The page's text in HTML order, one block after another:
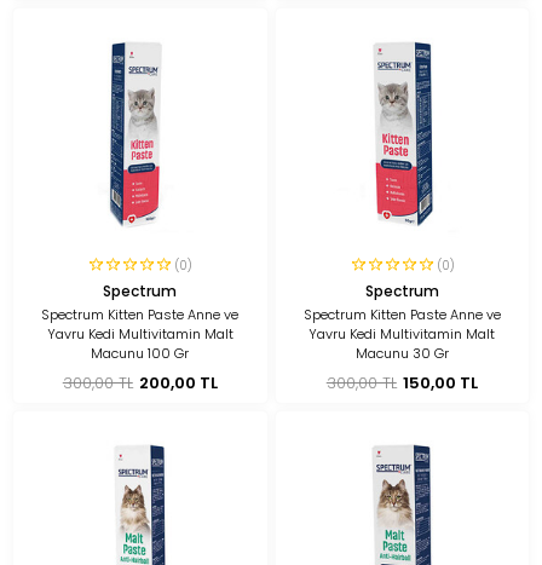
(0)
Spectrum
Spectrum Kitten Paste Anne ve
Yavru Kedi Multivitamin Malt
Macunu 100 Gr
300,00 TL 200,00 TL
(0)
Spectrum
Spectrum Kitten Paste Anne ve
Yavru Kedi Multivitamin Malt
Macunu 30 Gr
300,00 TL 150,00 TL